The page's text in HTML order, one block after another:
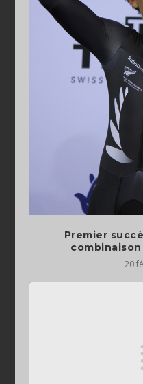
Premier
20